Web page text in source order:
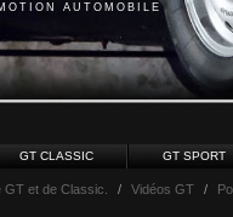
AUTOMOBILE
GT CLASSIC GT SPORT
et de Classic. / Vidéos GT /